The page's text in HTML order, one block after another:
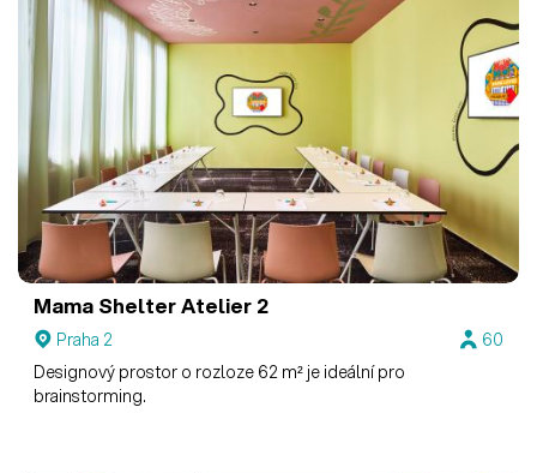
Mama ShelterAtelier 2
Praha 2
60
Designový prostor o rozloze 62 m² je ideální pro
brainstorming.